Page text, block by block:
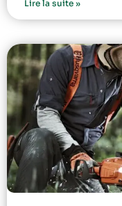
Lire la suite »